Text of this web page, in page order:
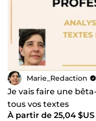
Marie_Redaction
Je vais faire une
tous vos textes
À partir de 25,04 $US